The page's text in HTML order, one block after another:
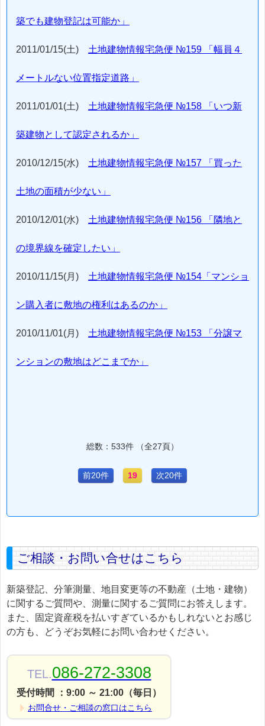
築でも建物登記は可能か」
2011/01/15(土) 土地建物情報宅急便 №159 「幅員４
メートルない位置指定道路」
2011/01/01(土) 土地建物情報宅急便 №158 「いつ新
築建物として認定されるか」
2010/12/15(水) 土地建物情報宅急便 №157 「買った
土地の面積が少ない」
2010/12/01(水) 土地建物情報宅急便 №156 「隣地と
の境界線を確定したい」
2010/11/15(月) 土地建物情報宅急便 №154「マンショ
ン購入者に敷地の権利はあるのか」
2010/11/01(月) 土地建物情報宅急便 №153 「分譲マ
ンションの敷地はどこまでか」
総数：533件 （全27頁）
前20件 19 次20件
ご相談・お問い合せはこちら
新築登記、分筆測量、地目変更等の不動産（土地・建物）
に関するご質問や、測量に関するご質問にお答えします。
また、固定資産税を払いすぎているかもしれないとお感じ
の方も、どうぞお気軽にお問い合わせください。
TEL.086-272-3308
受付時間 ：9:00 ～ 21:00（毎日）
お問合せ・ご相談の窓口はこちら